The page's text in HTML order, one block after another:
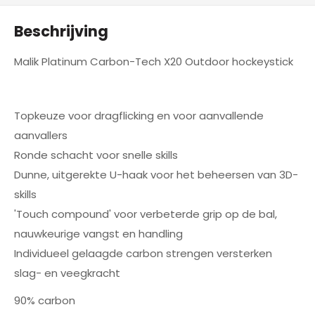
Beschrijving
Malik Platinum Carbon-Tech X20 Outdoor hockeystick
Topkeuze voor dragflicking en voor aanvallende
aanvallers
Ronde schacht voor snelle skills
Dunne, uitgerekte U-haak voor het beheersen van 3D-
skills
'Touch compound' voor verbeterde grip op de bal,
nauwkeurige vangst en handling
Individueel gelaagde carbon strengen versterken
slag- en veegkracht
90% carbon